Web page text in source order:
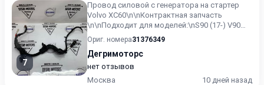
7
Провод силовой с генератора на стартер
Volvo XC60\n\nКонтрактная запчасть
\n\nПодходит для моделей:\nS90 (17-) V90
(17-) V90 Cross Country X...
Ориг. номера31376349
Дегримоторс
нет отзывов
Москва
10 дней назад